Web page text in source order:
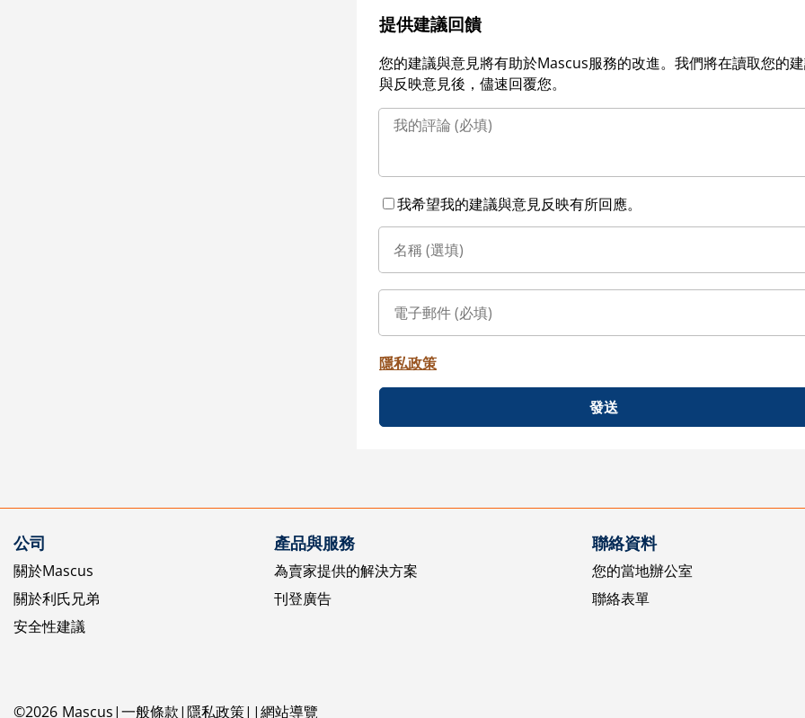
提供建議回饋
您的建議與意見將有助於Mascus服務的改進。我們將在讀取您的
與反映意見後，儘速回覆您。
我希望我的建議與意見反映有所回應。
隱私政策
發送
公司
關於Mascus
關於利氏兄弟
安全性建議
產品與服務
為賣家提供的解決方案
刊登廣告
聯絡資料
您的當地辦公室
聯絡表單
©2026 Mascus 一般條款 隱私政策 網站導覽